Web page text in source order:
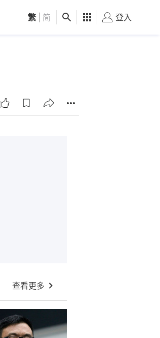
圳 觀點 健康 好食玩飛
繁 简 登入
查看更多